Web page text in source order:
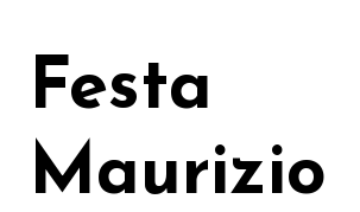
contenuto
Festa
Maurizio